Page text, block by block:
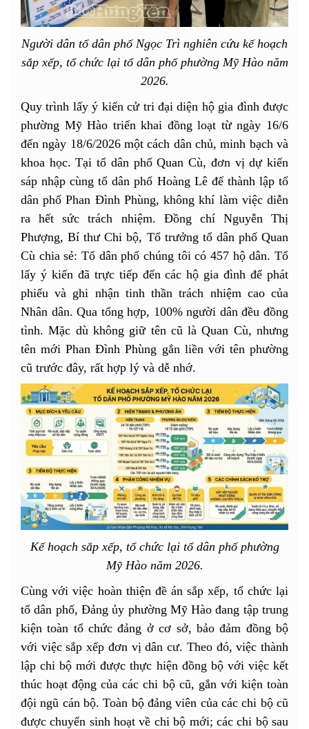
Người dân tổ dân phố Ngọc Trì nghiên cứu kế hoạch
sắp xếp, tổ chức lại tổ dân phố phường Mỹ Hào năm
2026.
Quy trình lấy ý kiến cử tri đại diện hộ gia đình được
phường Mỹ Hào triển khai đồng loạt từ ngày 16/6
đến ngày 18/6/2026 một cách dân chủ, minh bạch và
khoa học. Tại tổ dân phố Quan Cù, đơn vị dự kiến
sáp nhập cùng tổ dân phố Hoàng Lê để thành lập tổ
dân phố Phan Đình Phùng, không khí làm việc diễn
ra hết sức trách nhiệm. Đồng chí Nguyễn Thị
Phượng, Bí thư Chi bộ, Tổ trưởng tổ dân phố Quan
Cù chia sẻ: Tổ dân phố chúng tôi có 457 hộ dân. Tổ
lấy ý kiến đã trực tiếp đến các hộ gia đình để phát
phiếu và ghi nhận tinh thần trách nhiệm cao của
Nhân dân. Qua tổng hợp, 100% người dân đều đồng
tình. Mặc dù không giữ tên cũ là Quan Cù, nhưng
tên mới Phan Đình Phùng gắn liền với tên phường
cũ trước đây, rất hợp lý và dễ nhớ.
Kế hoạch sắp xếp, tổ chức lại tổ dân phố phường
Mỹ Hào năm 2026.
Cùng với việc hoàn thiện đề án sắp xếp, tổ chức lại
tổ dân phố, Đảng ủy phường Mỹ Hào đang tập trung
kiện toàn tổ chức đảng ở cơ sở, bảo đảm đồng bộ
với việc sắp xếp đơn vị dân cư. Theo đó, việc thành
lập chi bộ mới được thực hiện đồng bộ với việc kết
thúc hoạt động của các chi bộ cũ, gắn với kiện toàn
đội ngũ cán bộ. Toàn bộ đảng viên của các chi bộ cũ
được chuyển sinh hoạt về chi bộ mới; các chi bộ sau